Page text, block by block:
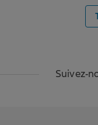
Suivez-